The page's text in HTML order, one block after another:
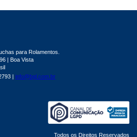
para Rolamentos.
| Boa Vista
| info@bgl.com.br
Todos os Direitos Reservados